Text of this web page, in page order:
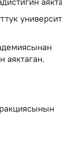
аяктаган.